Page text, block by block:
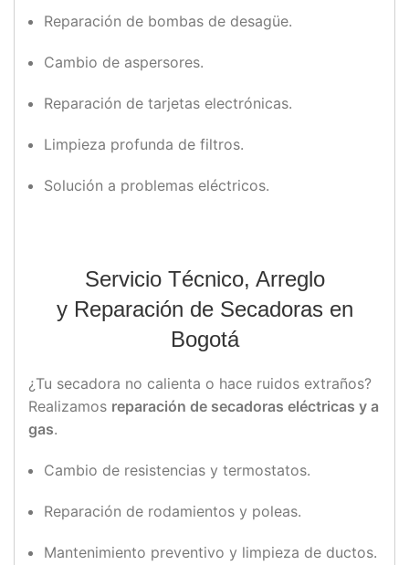
Reparación de bombas de desagüe.
Cambio de aspersores.
Reparación de tarjetas electrónicas.
Limpieza profunda de filtros.
Solución a problemas eléctricos.
Servicio Técnico, Arreglo
y Reparación de Secadoras en
Bogotá
¿Tu secadora no calienta o hace ruidos extraños?
Realizamos reparación de secadoras eléctricas y a
gas.
Cambio de resistencias y termostatos.
Reparación de rodamientos y poleas.
Mantenimiento preventivo y limpieza de ductos.